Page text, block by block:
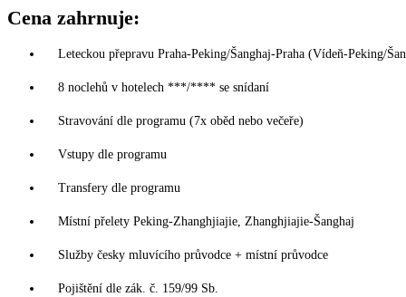
Cena zahrnuje:
Leteckou přepravu Praha-Peking/Šanghaj-Praha (Vídeň-Peking/
8 noclehů v hotelech ***/**** se snídaní
Stravování dle programu (7x oběd nebo večeře)
Vstupy dle programu
Transfery dle programu
Místní přelety Peking-Zhanghjiajie, Zhanghjiajie-Šanghaj
Služby česky mluvícího průvodce + místní průvodce
Pojištění dle zák. č. 159/99 Sb.